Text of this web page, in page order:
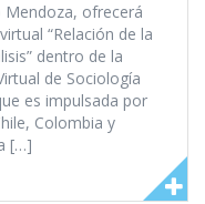
Mendoza, ofrecerá
“Relación de la
dentro de la
de Sociología
es impulsada por
Colombia y
[…]